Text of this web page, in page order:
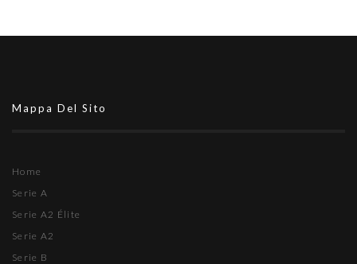
Mappa Del Sito
Home
Serie A
Serie A2 Élite
Serie A2
Serie B